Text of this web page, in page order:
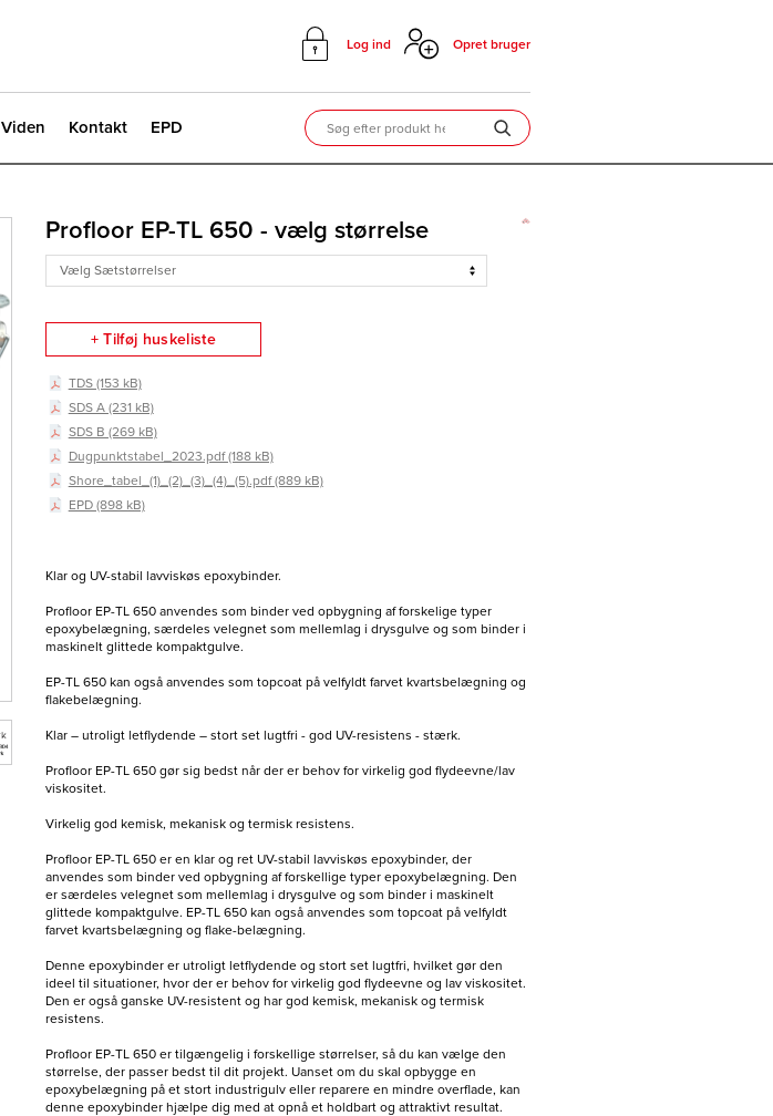
Log ind Opret bruger
Viden Kontakt EPD
Profloor EP-TL 650 - vælg størrelse
+ Tilføj huskeliste
TDS (153 kB)
SDS A (231 kB)
SDS B (269 kB)
Dugpunktstabel_2023.pdf (188 kB)
Shore_tabel_(1)_(2)_(3)_(4)_(5).pdf (889 kB)
EPD (898 kB)
Klar og UV-stabil lavviskøs epoxybinder.
Profloor EP-TL 650 anvendes som binder ved opbygning af forskelige typer
epoxybelægning, særdeles velegnet som mellemlag i drysgulve og som binder i
maskinelt glittede kompaktgulve.
EP-TL 650 kan også anvendes som topcoat på velfyldt farvet kvartsbelægning og
flakebelægning.
Klar – utroligt letflydende – stort set lugtfri - god UV-resistens - stærk.
Profloor EP-TL 650 gør sig bedst når der er behov for virkelig god flydeevne/lav
viskositet.
Virkelig god kemisk, mekanisk og termisk resistens.
Profloor EP-TL 650 er en klar og ret UV-stabil lavviskøs epoxybinder, der
anvendes som binder ved opbygning af forskellige typer epoxybelægning. Den
er særdeles velegnet som mellemlag i drysgulve og som binder i maskinelt
glittede kompaktgulve. EP-TL 650 kan også anvendes som topcoat på velfyldt
farvet kvartsbelægning og flake-belægning.
Denne epoxybinder er utroligt letflydende og stort set lugtfri, hvilket gør den
ideel til situationer, hvor der er behov for virkelig god flydeevne og lav viskositet.
Den er også ganske UV-resistent og har god kemisk, mekanisk og termisk
resistens.
Profloor EP-TL 650 er tilgængelig i forskellige størrelser, så du kan vælge den
størrelse, der passer bedst til dit projekt. Uanset om du skal opbygge en
epoxybelægning på et stort industrigulv eller reparere en mindre overflade, kan
denne epoxybinder hjælpe dig med at opnå et holdbart og attraktivt resultat.